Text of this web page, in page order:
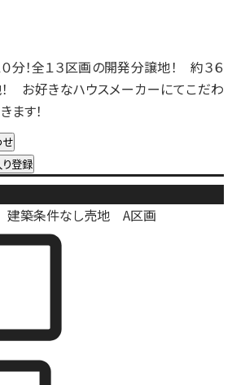
分！全１３区画の開発分譲地！ 約３６
お好きなハウスメーカーにてこだわ
ます！
築条件なし売地 A区画